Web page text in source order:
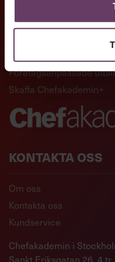
Företagsanpassade
Skaffa Chefakademin+
KONTAKTA OSS
Om oss
Kontakta oss
Kundservice
Chefakademin i